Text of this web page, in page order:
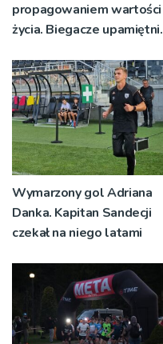
propagowaniem wartości
życia. Biegacze
Wymarzony gol Adriana
Danka. Kapitan Sandecji
czekał na niego latami